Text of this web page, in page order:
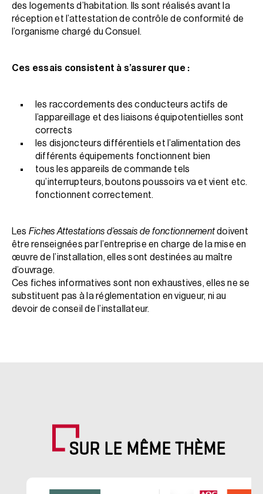
des logements d’habitation. Ils sont réalisés avant la
réception et l’attestation de contrôle de conformité de
l’organisme chargé du Consuel.
Ces essais consistent à s’assurer que :
les raccordements des conducteurs actifs de
l’appareillage et des liaisons équipotentielles sont
corrects
les disjoncteurs différentiels et l’alimentation des
différents équipements fonctionnent bien
tous les appareils de commande tels
qu’interrupteurs, boutons poussoirs va et vient etc.
fonctionnent correctement.
Les Fiches Attestations d’essais de fonctionnementdoivent
être renseignées par l’entreprise en charge de la mise en
œuvre de l’installation, elles sont destinées au maître
d’ouvrage.
Ces fiches informatives sont non exhaustives, elles ne se
substituent pas à la réglementation en vigueur, ni au
devoir de conseil de l’installateur.
SUR LE MÊME THÈME